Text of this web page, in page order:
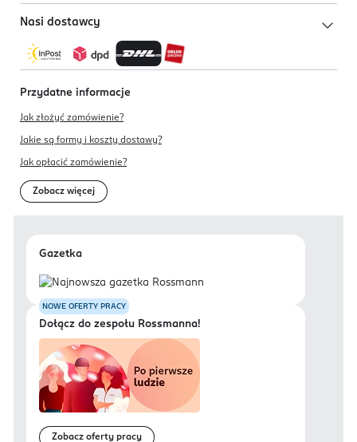
Nasi dostawcy
Przydatne informacje
Jak złożyć zamówienie?
Jakie są formy i koszty dostawy?
Jak opłacić zamówienie?
Zobacz więcej
Gazetka
NOWE OFERTY PRACY
Dołącz do zespołu Rossmanna!
Zobacz oferty pracy